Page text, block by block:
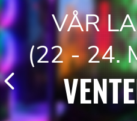
VÅR
(22 - 24.